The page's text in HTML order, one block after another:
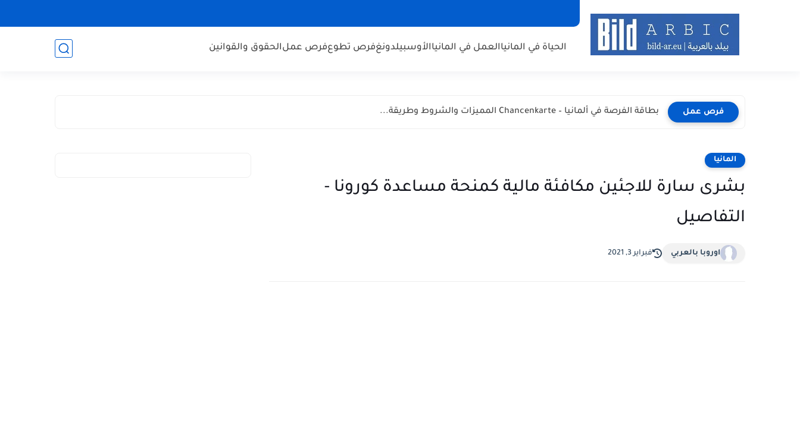
الحياة في المانياالعمل في المانياالأوسبيلدونغفرص تطوعفرص عملالحقوق والقوانين
فرص عمل بطاقة الفرصة في ألمانيا – Chancenkarte المميزات والشروط وطريقة...
المانيا
بشرى سارة للاجئين مكافئة مالية كمنحة مساعدة كورونا -
التفاصيل
اوروبا بالعربي فبراير 3, 2021